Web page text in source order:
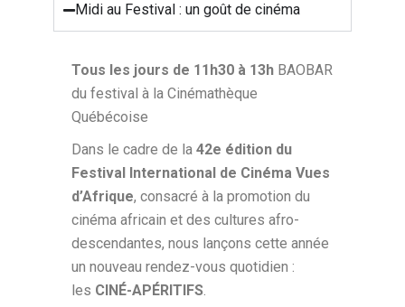
Midi au Festival : un goût de cinéma
Tous les jours de 11h30 à 13hBAOBAR
du festival à la Cinémathèque
Québécoise
Dans le cadre de la 42e édition du
Festival International de Cinéma Vues
d’Afrique, consacré à la promotion du
cinéma africain et des cultures afro-
descendantes, nous lançons cette année
un nouveau rendez-vous quotidien :
les CINÉ-APÉRITIFS.